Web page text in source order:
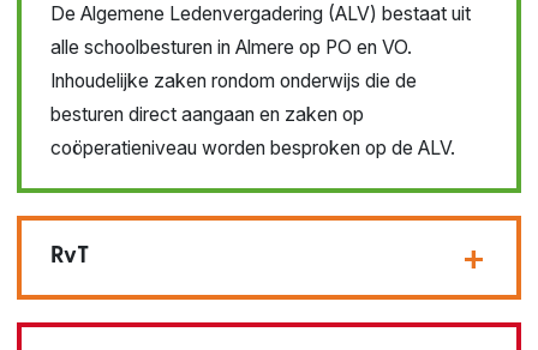
De Algemene Ledenvergadering (ALV) bestaat uit
alle schoolbesturen in Almere op PO en VO.
Inhoudelijke zaken rondom onderwijs die de
besturen direct aangaan en zaken op
coöperatieniveau worden besproken op de ALV.
RvT